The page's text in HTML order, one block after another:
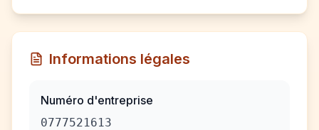
Informations légales
Numéro d'entreprise
0777521613